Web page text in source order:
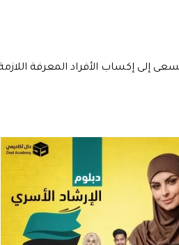
إلى إكساب الأفراد المعرفة